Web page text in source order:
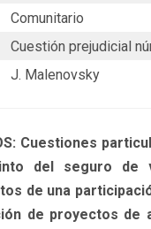
Comunitario
Cuestión prejudicial
J. Malenovsky
Cuestiones
del seguro de
de una
de proyectos